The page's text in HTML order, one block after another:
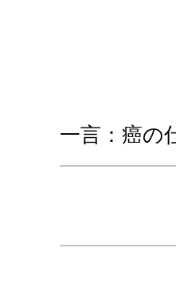
一言：癌の